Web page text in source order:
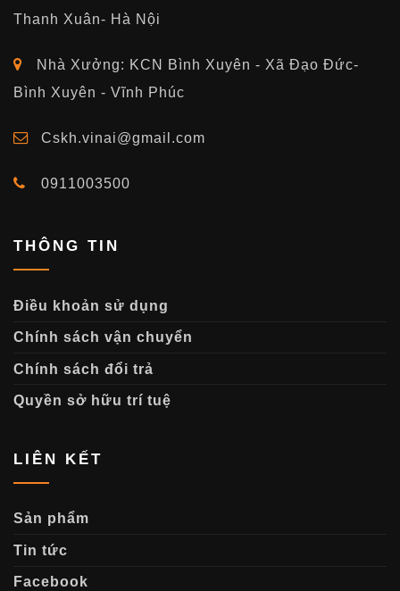
Thanh Xuân- Hà Nội
Nhà Xưởng: KCN Bình Xuyên - Xã Đạo Đức-
Bình Xuyên - Vĩnh Phúc
Cskh.vinai@gmail.com
0911003500
THÔNG TIN
Điều khoản sử dụng
Chính sách vận chuyển
Chính sách đổi trả
Quyền sở hữu trí tuệ
LIÊN KẾT
Sản phẩm
Tin tức
Facebook